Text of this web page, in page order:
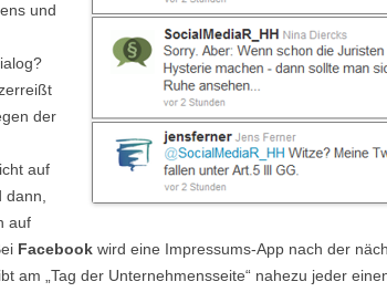
und
der
auf
auf
Facebook wird eine Impressums-App nach der
am „Tag der Unternehmensseite“ nahezu jeder